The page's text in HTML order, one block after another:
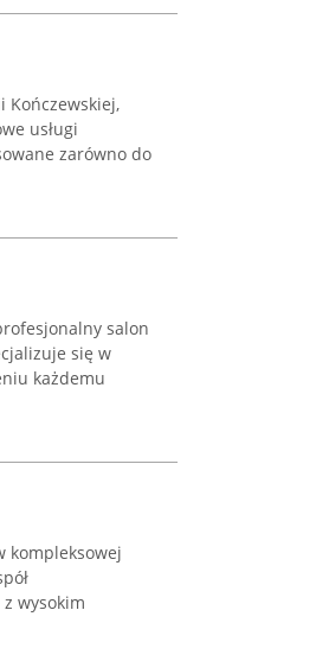
Kończewskiej,
usługi
zarówno do
salon
się w
każdemu
kompleksowej
wysokim